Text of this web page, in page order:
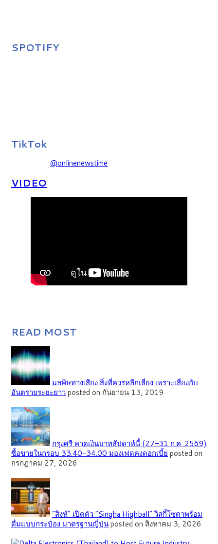
SPOTIFY
TikTok
@onlinenewstime
VIDEO
READ MOST
มลพิษทางเสียง สิ่งที่ควรหลีกเลี่ยง เพราะเสี่ยงกับ
อันตรายระยะยาวposted on กันยายน 13, 2019
กรุงศรี คาดเงินบาทสัปดาห์นี้ (27–31 ก.ค. 2569)
ซื้อขายในกรอบ 33.40-34.00 มองเฟดคงดอกเบี้ย posted on
กรกฎาคม 27, 2026
“สิงห์” เปิดตัว “Singha Highball” วิสกี้โซดาพร้อม
ดื่มแบบกระป๋อง มาตรฐานญี่ปุ่นposted on สิงหาคม 3, 2026